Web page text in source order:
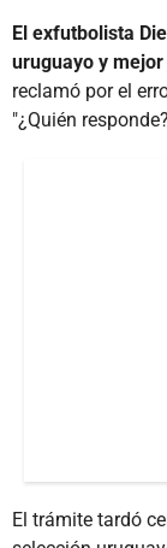
El exfutbolista
uruguayo y
reclamó por el
"¿Quién
El trámite tardó